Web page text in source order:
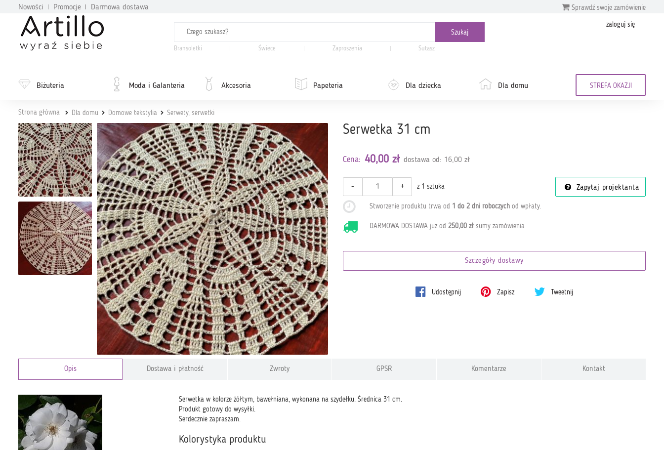
Nowości Promocje Darmowa dostawa Sprawdź swoje zamówienie
Bransoletki Świece Zaproszenia Sutasz
zaloguj się
Biżuteria Moda i Galanteria Akcesoria Papeteria Dla dziecka Dla domu STREFA OKAZJI
Strona główna Dla domu Domowe tekstylia Serwety, serwetki
Serwetka 31 cm
Cena: 40,00 zł dostawa od: 16,00 zł
- + z 1 sztuka Zapytaj projektanta
Stworzenie produktu trwa od 1 do 2 dni roboczychod wpłaty.
DARMOWA DOSTAWA już od 250,00 złsumy zamówienia
Szczegóły dostawy
Udostępnij Zapisz Tweetnij
Opis Dostawa i płatność Zwroty GPSR Komentarze Kontakt
Serwetka w kolorze żółtym, bawełniana, wykonana na szydełku. Średnica 31 cm.
Produkt gotowy do wysyłki.
Serdecznie zapraszam.
Kolorystyka produktu